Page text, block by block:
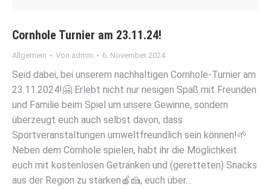
Cornhole Turnier am 23.11.24!
Allgemein Von admin 6. November 2024
Seid dabei, bei unserem nachhaltigen Cornhole-Turnier am
23.11.2024!🤗 Erlebt nicht nur riesigen Spaß mit Freunden
und Familie beim Spiel um unsere Gewinne, sondern
überzeugt euch auch selbst davon, dass
Sportveranstaltungen umweltfreundlich sein können!🌱
Neben dem Cornhole spielen, habt ihr die Möglichkeit
euch mit kostenlosen Getränken und (geretteten) Snacks
aus der Region zu stärken🍎🍰, euch über…